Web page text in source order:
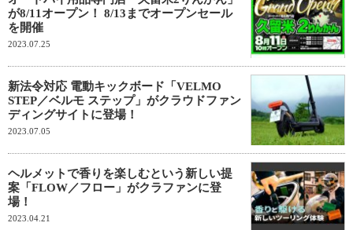
が8/11オープン！ 8/13までオープンセール
を開催
2023.07.25
新法令対応 電動キックボード「VELMO
STEP／ベルモ ステップ」がクラウドファン
ディングサイトに登場！
2023.07.05
ヘルメットで香りを楽しむという新しい提
案「FLOW／フロー」がクラファンに登
場！
2023.04.21